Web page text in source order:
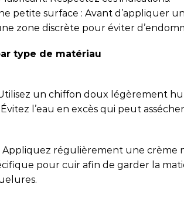
petite surface : Avant d’appliquer
zone discrète pour éviter
type de matériau
un chiffon doux légèrement
l’eau en excès qui peut
Appliquez régulièrement une crème
pour cuir afin de garder la